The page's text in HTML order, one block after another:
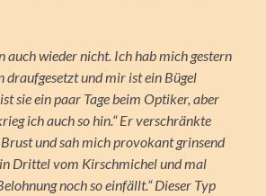
auch wieder nicht. Ich hab mich gestern
draufgesetzt und mir ist ein Bügel
sie ein paar Tage beim Optiker, aber
ich auch so hin.“ Er verschränkte
und sah mich provokant grinsend
Drittel vom Kirschmichel und mal
noch so einfällt.“ Dieser Typ